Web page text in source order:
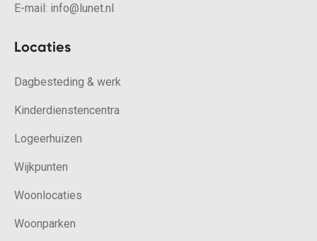
E-mail: info@lunet.nl
Locaties
Dagbesteding & werk
Kinderdienstencentra
Logeerhuizen
Wijkpunten
Woonlocaties
Woonparken